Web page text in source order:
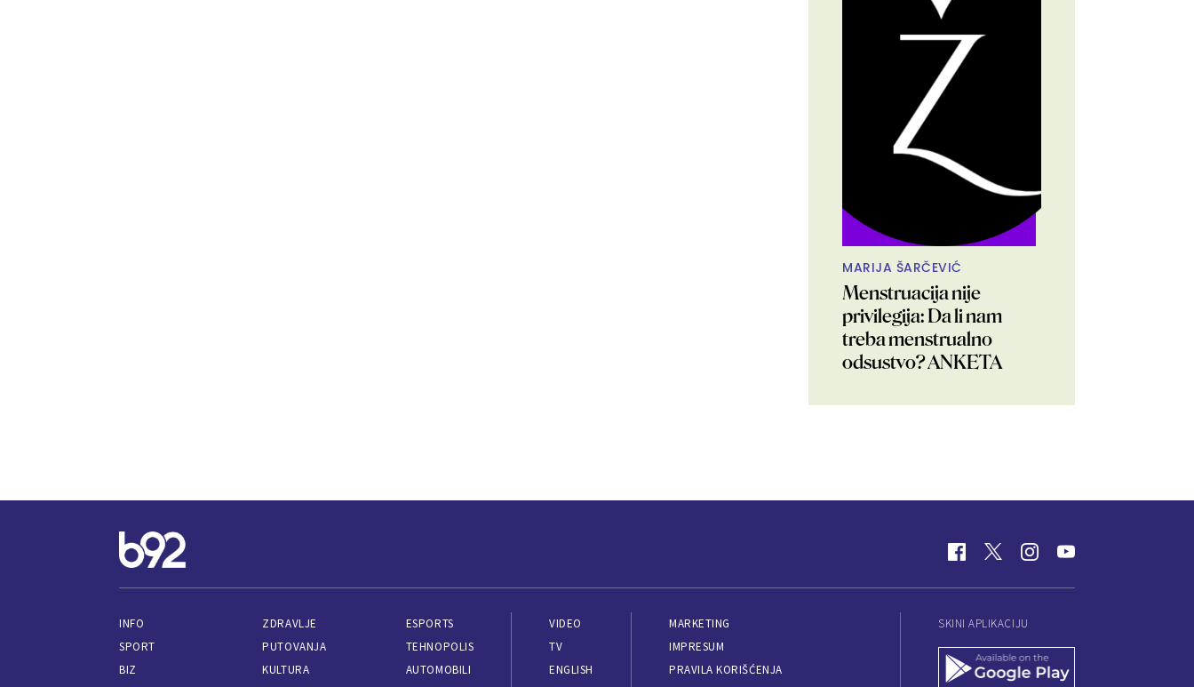
MARIJA ŠARČEVIĆ
Menstruacija nije
privilegija: Da li nam
treba menstrualno
odsustvo? ANKETA
INFO
SPORT
BIZ
ZDRAVLJE
PUTOVANJA
KULTURA
ESPORTS
TEHNOPOLIS
AUTOMOBILI
VIDEO
TV
ENGLISH
MARKETING
IMPRESUM
PRAVILA KORIŠĆENJA
SKINI APLIKACIJU